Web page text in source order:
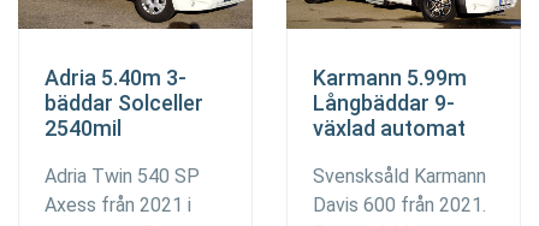
Adria 5.40m 3-
bäddar Solceller
2540mil
Adria Twin 540 SP
Axess från 2021 i
Karmann 5.99m
Långbäddar 9-
växlad automat
Svensksåld Karmann
Davis 600 från 2021.